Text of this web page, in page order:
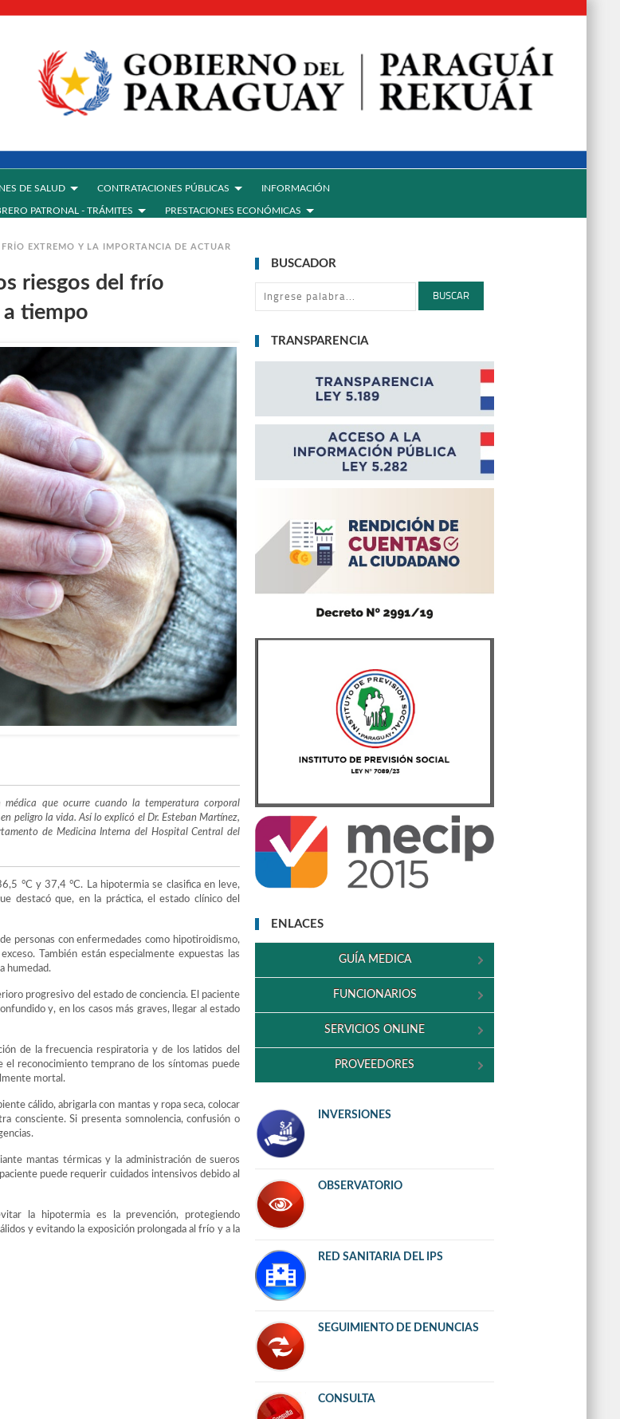
DE SALUD CONTRATACIONES PÚBLICAS INFORMACIÓN
PATRONAL - TRÁMITES PRESTACIONES ECONÓMICAS
EXTREMO Y LA IMPORTANCIA DE ACTUAR
riesgos del frío
tiempo
que ocurre cuando la temperatura corporal
peligro la vida. Así lo explicó el Dr. Esteban Martínez,
de Medicina Interna del Hospital Central del
°C y 37,4 °C. La hipotermia se clasifica en leve,
destacó que, en la práctica, el estado clínico del
personas con enfermedades como hipotiroidismo,
También están especialmente expuestas las
humedad.
progresivo del estado de conciencia. El paciente
y, en los casos más graves, llegar al estado
de la frecuencia respiratoria y de los latidos del
el reconocimiento temprano de los síntomas puede
mortal.
cálido, abrigarla con mantas y ropa seca, colocar
consciente. Si presenta somnolencia, confusión o
mantas térmicas y la administración de sueros
puede requerir cuidados intensivos debido al
la hipotermia es la prevención, protegiendo
y evitando la exposición prolongada al frío y a la
BUSCADOR
BUSCAR
TRANSPARENCIA
ENLACES
GUÍA MEDICA
FUNCIONARIOS
SERVICIOS ONLINE
PROVEEDORES
INVERSIONES
OBSERVATORIO
RED SANITARIA DEL IPS
SEGUIMIENTO DE DENUNCIAS
CONSULTA